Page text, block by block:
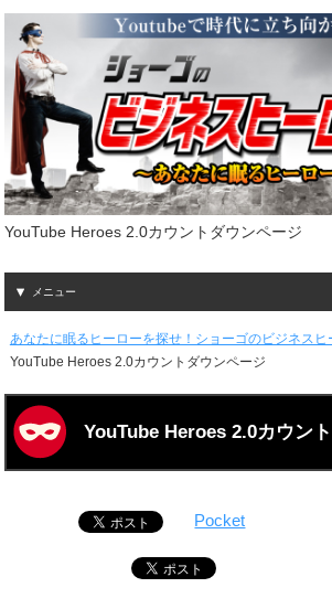
YouTube Heroes 2.0カウントダウンページ
メニュー
あなたに眠るヒーローを探せ！ショーゴのビジネスヒ
YouTube Heroes 2.0カウントダウンページ
YouTube Heroes 2.0カウン
Pocket